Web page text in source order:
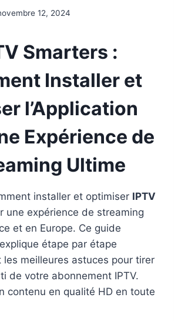
12, 2024
Smarters :
Installer et
l’Application
Expérience de
Ultime
installer et optimiser IPTV
une expérience de streaming
et en Europe. Ce guide
étape par étape
les meilleures astuces pour tirer
de votre abonnement IPTV.
contenu en qualité HD en toute